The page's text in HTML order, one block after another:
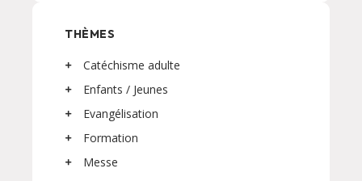
THÈMES
Catéchisme adulte
Enfants / Jeunes
Evangélisation
Formation
Messe